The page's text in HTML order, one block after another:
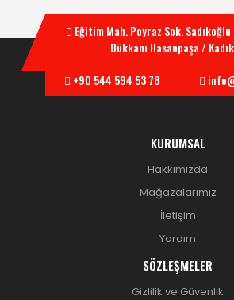
Eğitim Mah. Poyraz Sok.
Dükkanı Hasanpaşa /
+90 544 594 53 78
KURUMSAL
Hakkımızda
Mağazalarımız
İletişim
Yardım
SÖZLEŞMELER
Gizlilik ve Güvenlik